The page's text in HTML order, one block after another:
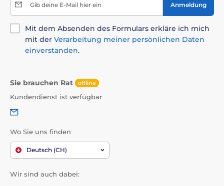
Anti-Parasiten-Pipetten Antiparasitika
Gib deine E-Mail hier ein Anmeldung
Mit dem Absenden des Formulars erkläre ich mich
mit der Verarbeitung meiner persönlichen Daten
einverstanden.
Sie brauchen Rat offline
Kundendienst ist verfügbar
Wo Sie uns finden
Deutsch (CH)
Wir sind auch dabei: